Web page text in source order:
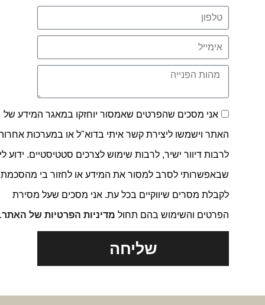
אני מסכים שהפרטים שאמסור יוחזקו במאגר המידע של
האתר וישמשו ליצירת קשר איתי בדוא"ל או במערכות אחרות,
לרבות דיוור ישיר, לרבות שימוש לצרכים סטטיסטיים. ידוע לי
שבאפשרותי לסרב למסור את המידע או לחזור בי מהסכמתי
לקבלת מסרים שיווקיים בכל עת. אני מסכים שעל מסירת
הפרטים והשימוש בהם תחולמדיניות הפרטיות של האתר.
שליחה